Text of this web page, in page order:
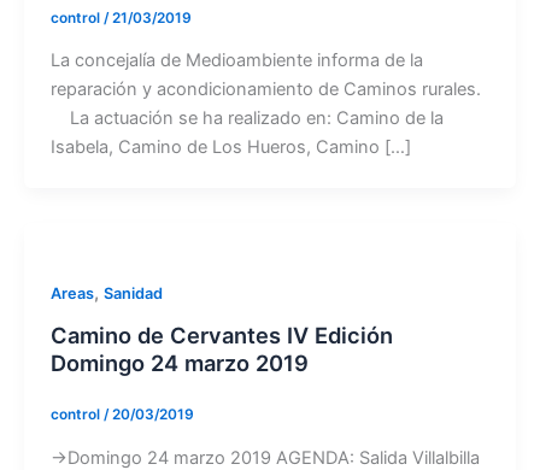
control /21/03/2019
La concejalía de Medioambiente informa de la
reparación y acondicionamiento de Caminos rurales.
La actuación se ha realizado en: Camino de la
Isabela, Camino de Los Hueros, Camino […]
Areas, Sanidad
Camino de Cervantes IV Edición
Domingo 24 marzo 2019
control /20/03/2019
→Domingo 24 marzo 2019 AGENDA: Salida Villalbilla